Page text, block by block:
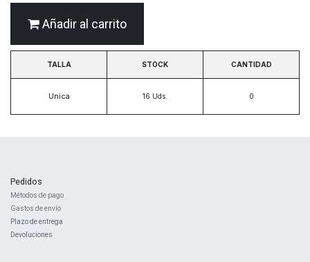
Añadir al carrito
TALLA STOCK CANTIDAD
Unica 16 Uds.
Pedidos
Métodos de pago
Gastos de envío
Plazo de entrega
Devoluciones